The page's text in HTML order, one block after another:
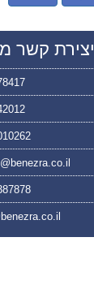
יצירת קשר